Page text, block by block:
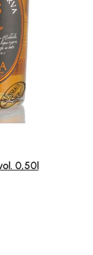
Sternen
0,50l